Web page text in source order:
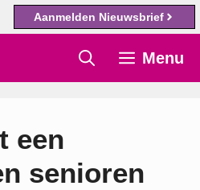
Aanmelden Nieuwsbrief
Menu
een
senioren